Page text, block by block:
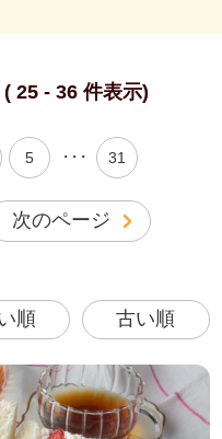
25 - 36 件表示)
5 ・・・ 31
次のページ
順 古い順